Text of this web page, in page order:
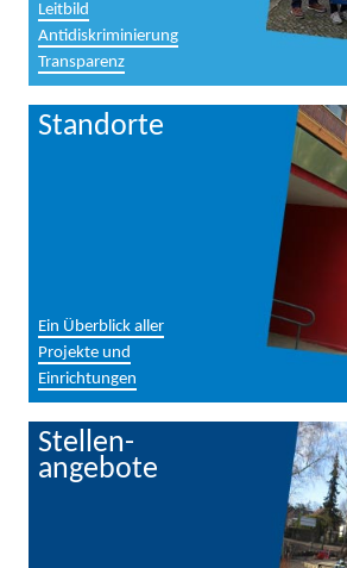
Leitbild
Antidiskriminierung
Transparenz
Standorte
Ein Überblick aller
Projekte und
Einrichtungen
Stellen-
angebote